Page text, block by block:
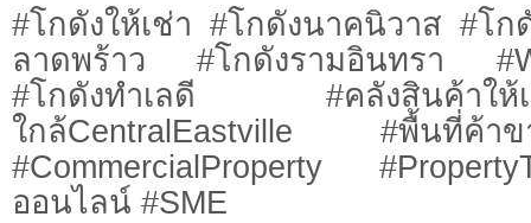
#โกดังให้เช่า #โกดังนาคนิวาส #โก
ลาดพร้าว #โกดังรามอินทรา
#โกดังทำเลดี #คลังสินค้า
ใกล้CentralEastville #พื้นที่ค้
#CommercialProperty
ออนไลน์ #SME